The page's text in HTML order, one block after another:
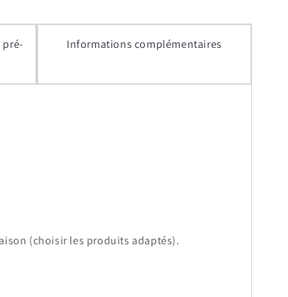
pré-
Informations complémentaires
(choisir les produits adaptés).